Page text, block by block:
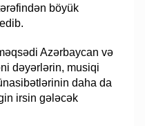
böyük
Azərbaycan və
dəyərlərin, musiqi
daha da
irsin gələcək